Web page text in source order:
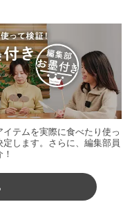
テムを実際に食べたり使っ
します。さらに、編集部員